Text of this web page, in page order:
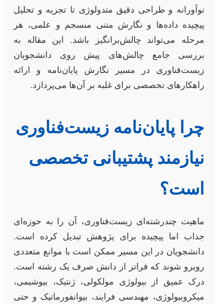
نوآورانه و طراحی دقیق متدولوژی تا تجزیه و تحلیل
پیچیده داده‌ها و نگارش متنی منسجم و علمی، هر
مرحله می‌تواند چالش‌برانگیز باشد. این مقاله به
بررسی جامع چالش‌های پیش روی دانشجویان
زیست‌فناوری در مسیر نگارش پایان‌نامه و ارائه
راهکارهای تخصصی برای غلبه بر آن‌ها می‌پردازد.
چرا پایان‌نامه زیست‌فناوری
نیازمند پشتیبانی تخصصی
است؟
ماهیت چندرشته‌ای زیست‌فناوری، آن را به حوزه‌ای
جذاب اما پیچیده برای پژوهش تبدیل کرده است.
دانشجویان در این مسیر ممکن است با موانع متعددی
روبرو شوند که فراتر از دانش صرف یک رشته است.
درک عمیق از بیولوژی مولکولی، ژنتیک، بیوشیمی،
میکروبیولوژی، مهندسی فرایند، بیوانفورماتیک و حتی